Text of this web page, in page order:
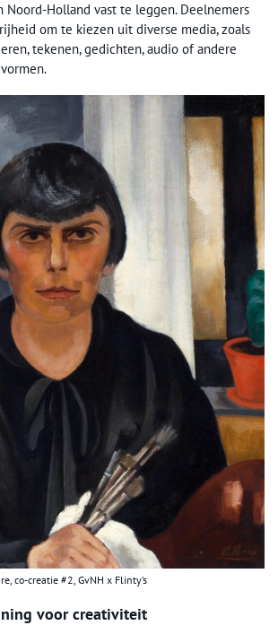
Noord-Holland vast te leggen. Deelnemers
om te kiezen uit diverse media, zoals
tekenen, gedichten, audio of andere
co-creatie #2, GvNH x Flinty’s
voor creativiteit